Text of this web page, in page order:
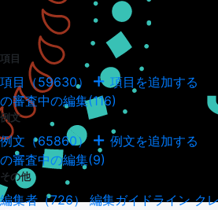
項目
項目（59630） 項目を追加する
の審査中の編集(116)
例文
例文（65860） 例文を追加する
の審査中の編集(9)
その他
編集者（726）編集ガイドラインク